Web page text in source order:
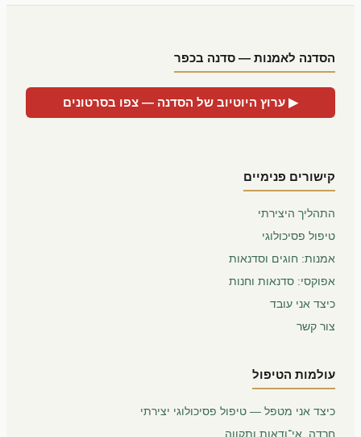
הסדנה לאמנות — סדנה בכפר
▶ ערוץ היוטיוב של הסדנה — צפו בסרטונים
קישורים פנימיים
התהליך היצירתי
טיפול פסיכולוגי
אמנות: חוגים וסדנאות
אפוקסי: סדנאות וחנות
כיצד אני עובד
צור קשר
עולמות הטיפול
כיצד אני מטפל — טיפול פסיכולוגי יצירתי
חרדה, אי־ודאות ותקווה